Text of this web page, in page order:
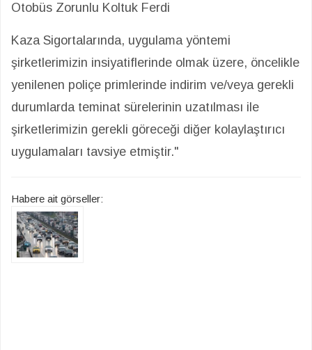
Otobüs Zorunlu Koltuk Ferdi
Kaza Sigortalarında, uygulama yöntemi
şirketlerimizin insiyatiflerinde olmak üzere, öncelikle
yenilenen poliçe primlerinde indirim ve/veya gerekli
durumlarda teminat sürelerinin uzatılması ile
şirketlerimizin gerekli göreceği diğer kolaylaştırıcı
uygulamaları tavsiye etmiştir."
Habere ait görseller: